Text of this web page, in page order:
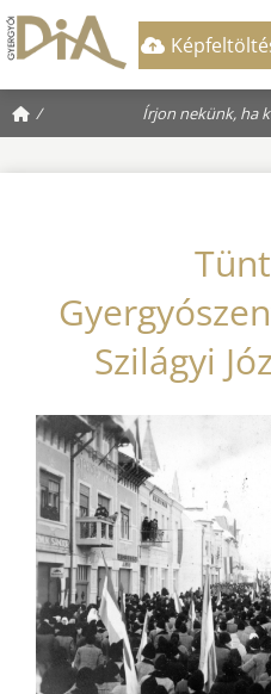
/ Írjon nekünk, ha
Szilágyi